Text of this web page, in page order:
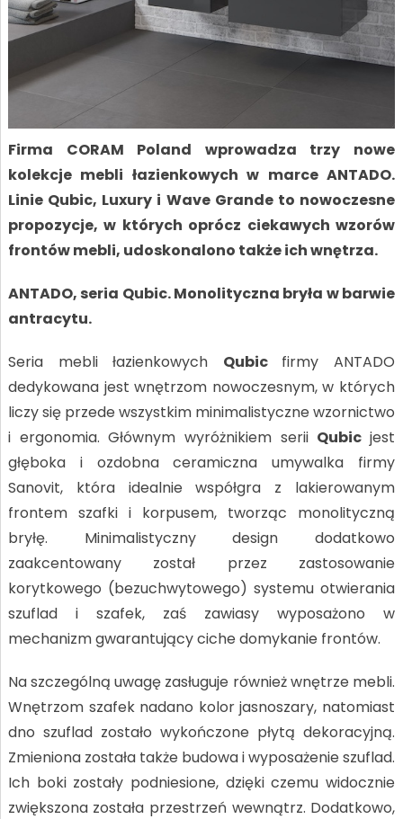
Firma CORAM Poland wprowadza trzy nowe
kolekcje mebli łazienkowych w marce ANTADO.
Linie Qubic, Luxury i Wave Grande to nowoczesne
propozycje, w których oprócz ciekawych wzorów
frontów mebli, udoskonalono także ich wnętrza.
ANTADO, seria Qubic. Monolityczna bryła w barwie
antracytu.
Seria mebli łazienkowych Qubic firmy ANTADO
dedykowana jest wnętrzom nowoczesnym, w których
liczy się przede wszystkim minimalistyczne wzornictwo
i ergonomia. Głównym wyróżnikiem serii Qubicjest
głęboka i ozdobna ceramiczna umywalka firmy
Sanovit, która idealnie współgra z lakierowanym
frontem szafki i korpusem, tworząc monolityczną
bryłę. Minimalistyczny design dodatkowo
zaakcentowany został przez zastosowanie
korytkowego (bezuchwytowego) systemu otwierania
szuflad i szafek, zaś zawiasy wyposażono w
mechanizm gwarantujący ciche domykanie frontów.
Na szczególną uwagę zasługuje również wnętrze mebli.
Wnętrzom szafek nadano kolor jasnoszary, natomiast
dno szuflad zostało wykończone płytą dekoracyjną.
Zmieniona została także budowa i wyposażenie szuflad.
Ich boki zostały podniesione, dzięki czemu widocznie
zwiększona została przestrzeń wewnątrz. Dodatkowo,